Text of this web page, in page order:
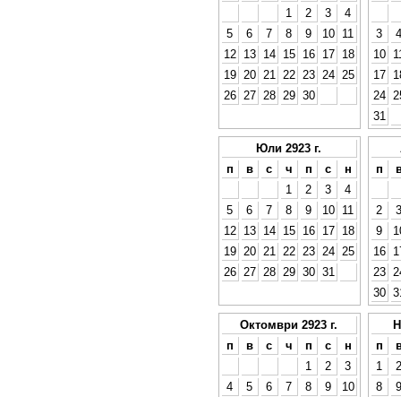
1
2 3
4
5
6 7 8 9 10
11
12
13 14 15 16 17
18
19
20 21 22 23 24
25
26
27 28 29 30
3
4
10
17
24
31
Юли 2923 г.
п
в с ч п с
н
1
2 3
4
5
6 7 8 9 10
11
12
13 14 15 16 17
18
19
20 21 22 23 24
25
26
27 28 29 30 31
п
2
3
9
16
23
30
Октомври 2923 г.
п
в с ч п с
н
1
2
3
4
5 6 7 8 9
10
п
1
2
8
9